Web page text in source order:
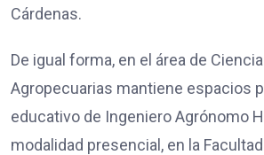
Cárdenas.
De igual forma, en el área de
Agropecuarias mantiene espacios
educativo de Ingeniero Agrónomo
modalidad presencial, en la